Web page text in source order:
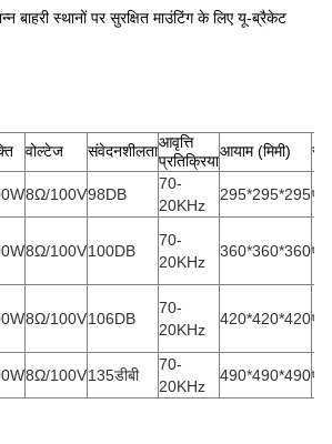
बाहरी स्थानों पर सुरक्षित माउंटिंग के लिए यू-ब्रैकेट
वोल्टेज संवेदनशीलताआवृत्ति
प्रतिक्रिया
आयाम (मिमी)
8Ω/100V98DB
70-
20KHz
295*295*295
8Ω/100V100DB
70-
20KHz
360*360*360
8Ω/100V106DB
70-
20KHz
420*420*420
8Ω/100V135डीबी
70-
20KHz
490*490*490